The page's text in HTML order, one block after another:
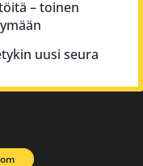
– toinen
uusi seura